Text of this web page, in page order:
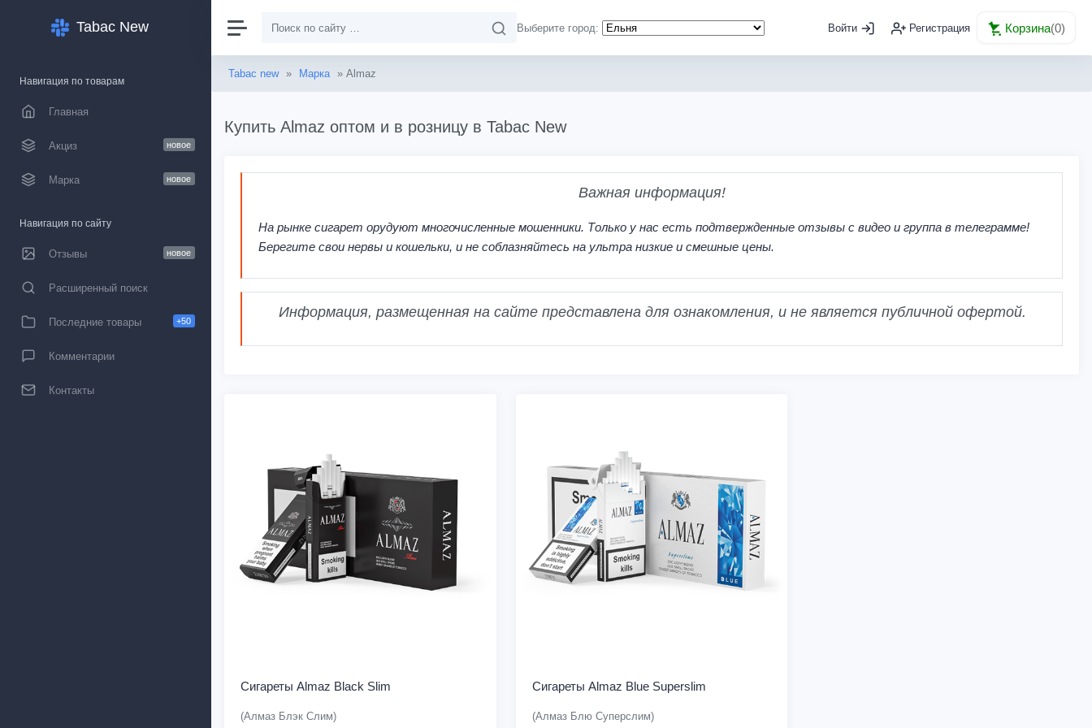
Tabac New
Навигация по товарам
Главная
Акциз новое
Марка новое
Навигация по сайту
Отзывы новое
Расширенный поиск
Последние товары +50
Комментарии
Контакты
Выберите город: Войти Регистрация Корзина(0)
Tabac new » Марка » Almaz
Купить Almaz оптом и в розницу в Tabac New
Важная информация!
На рынке сигарет орудуют многочисленные мошенники. Только у нас есть подтвержденные отзывы с видео и группа в телеграмме!
Берегите свои нервы и кошельки, и не соблазняйтесь на ультра низкие и смешные цены.
Информация, размещенная на сайте представлена для ознакомления, и не является публичной офертой.
Сигареты Almaz Black Slim
(Алмаз Блэк Слим)
Сигареты Almaz Blue Superslim
(Алмаз Блю Суперслим)